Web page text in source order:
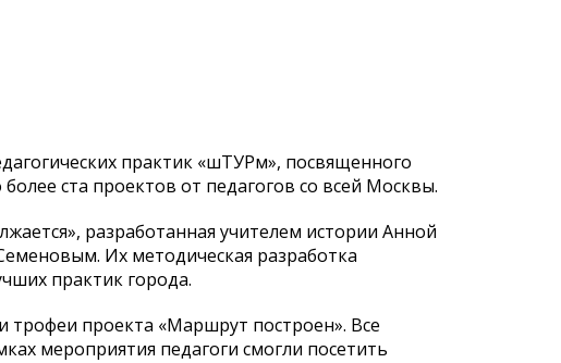
практик «шТУРм», посвященного
ста проектов от педагогов со всей Москвы.
», разработанная учителем истории Анной
Их методическая разработка
практик города.
трофеи проекта «Маршрут построен». Все
мероприятия педагоги смогли посетить